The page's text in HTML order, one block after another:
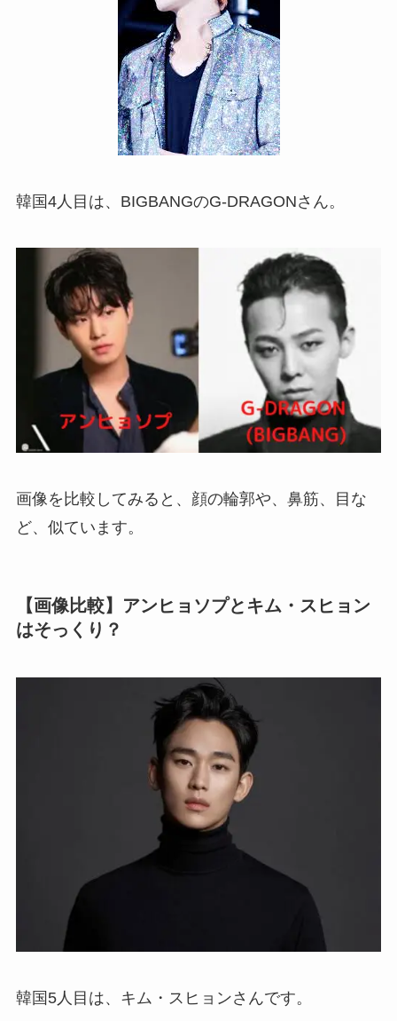
韓国4人目は、BIGBANGのG-DRAGONさん。
画像を比較してみると、顔の輪郭や、鼻筋、目な
ど、似ています。
【画像比較】アンヒョソプとキム・スヒョン
はそっくり？
韓国5人目は、キム・スヒョンさんです。